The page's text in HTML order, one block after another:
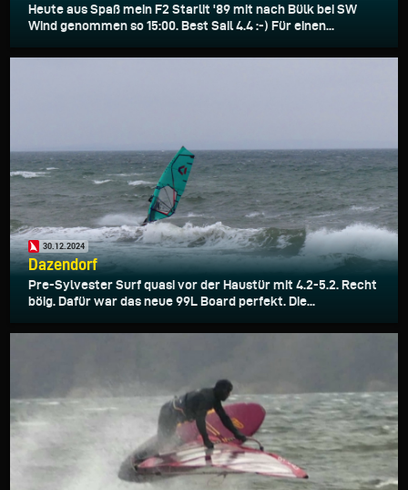
Heute aus Spaß mein F2 Starlit '89 mit nach Bülk bei SW
Wind genommen so 15:00. Best Sail 4.4 :-) Für einen...
30.12.2024
Dazendorf
Pre-Sylvester Surf quasi vor der Haustür mit 4.2-5.2. Recht
böig. Dafür war das neue 99L Board perfekt. Die...